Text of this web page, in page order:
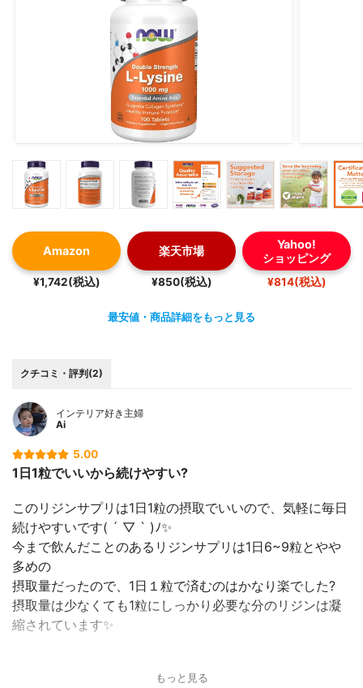
Amazon
¥1,742(税込)
楽天市場
¥850(税込)
Yahoo!
ショッピング
¥814(税込)
最安値・商品詳細をもっと見る
クチコミ・評判(2)
インテリア好き主婦
Ai
5.00
1日1粒でいいから続けやすい?
このリジンサプリは1日1粒の摂取でいいので、気軽に毎日
続けやすいです( ´ ▽ ` )ﾉ✨
今まで飲んだことのあるリジンサプリは1日6~9粒とやや
多めの
摂取量だったので、1日１粒で済むのはかなり楽でした?
摂取量は少なくても1粒にしっかり必要な分のリジンは凝
縮されています✨
もっと見る